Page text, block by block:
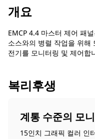
개요
EMCP 4.4 마스터 제어 패
소스와의 병렬 작업을 위해
전기를 모니터링 및 제어합
복리후생
계통 수준의 모
15인치 그래픽 컬러 인